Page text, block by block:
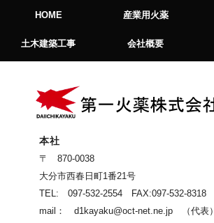
HOME 産業用火薬
土木建築工事 会社概要
本社
〒 870-0038
大分市西春日町1番21号
TEL: 097-532-2554 FAX:097-532-8318
mail： d1kayaku@oct-net.ne.jp （代表）